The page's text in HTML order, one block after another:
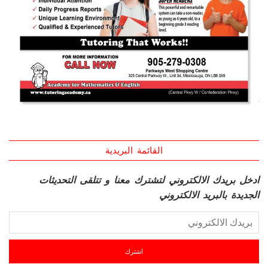
القائمة البريدية
ادخل بريدك الالكتروني لتشترك معنا و تتلقى التحديثات
الجديدة بالبريد الالكتروني